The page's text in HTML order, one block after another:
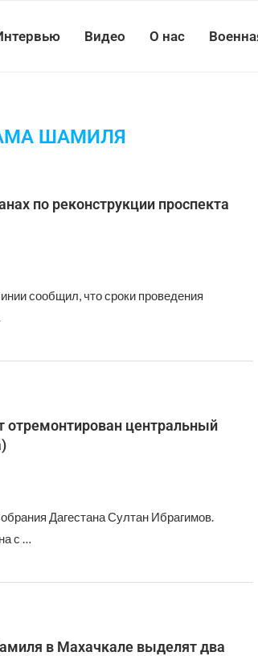
Видео О нас
ШАМИЛЯ
по реконструкции проспекта
сообщил, что сроки проведения
отремонтирован центральный
Дагестана Султан Ибрагимов.
с …
в Махачкале выделят два